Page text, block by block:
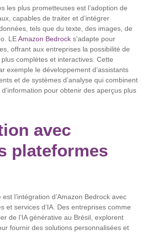
les plus prometteuses est l’adoption de
capables de traiter et d’intégrer
tels que du texte, des images, de
LEAmazon Bedrock s'adapte pour
offrant aux entreprises la possibilité de
complètes et interactives. Cette
exemple le développement d’assistants
et de systèmes d’analyse qui combinent
pour obtenir des aperçus plus
avec
plateformes
l’intégration d’Amazon Bedrock avec
et services d’IA. Des entreprises comme
de l’IA générative au Brésil, explorent
fournir des solutions personnalisées et